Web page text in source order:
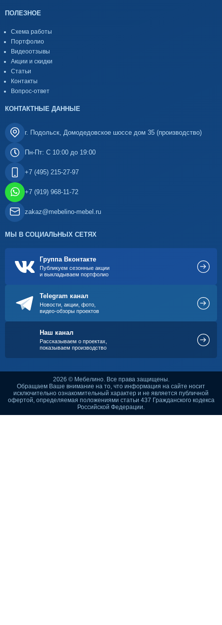
ПОЛЕЗНОЕ
Схема работы
Портфолио
Видеоотзывы
Акции и скидки
Статьи
Контакты
Вопрос-ответ
КОНТАКТНЫЕ ДАННЫЕ
г. Подольск, Домодедовское шоссе дом 35 (производство)
Пн-Пт: С 10:00 до 19:00
+7 (495) 215-27-97
+7 (919) 968-11-72
zakaz@mebelino-mebel.ru
МЫ В СОЦИАЛЬНЫХ СЕТЯХ
Группа Вконтакте
Публикуем сезонные акции
и выкладываем портфолио
Telegram канал
Новости, акции, фото,
видео-обзоры проектов
Наш канал
Рассказываем о проектах,
показываем производство
2026 © Мебелино. Все права защищены.
Обращаем Ваше внимание на то, что информация на сайте носит
исключительно ознакомительный характер и не является публичной
офертой, определяемая положениями статьи 437 Гражданского кодекса
Российской Федерации.